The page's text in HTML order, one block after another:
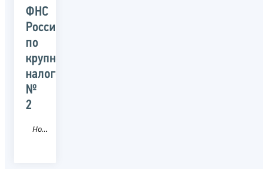
ФНС
России
по
крупнейшим
налогоплательщикам
№
2
Новость